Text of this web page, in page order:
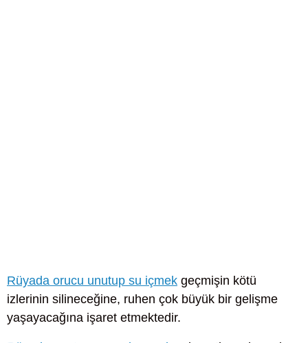
Rüyada orucu unutup su içmek geçmişin kötü
izlerinin silineceğine, ruhen çok büyük bir gelişme
yaşayacağına işaret etmektedir.